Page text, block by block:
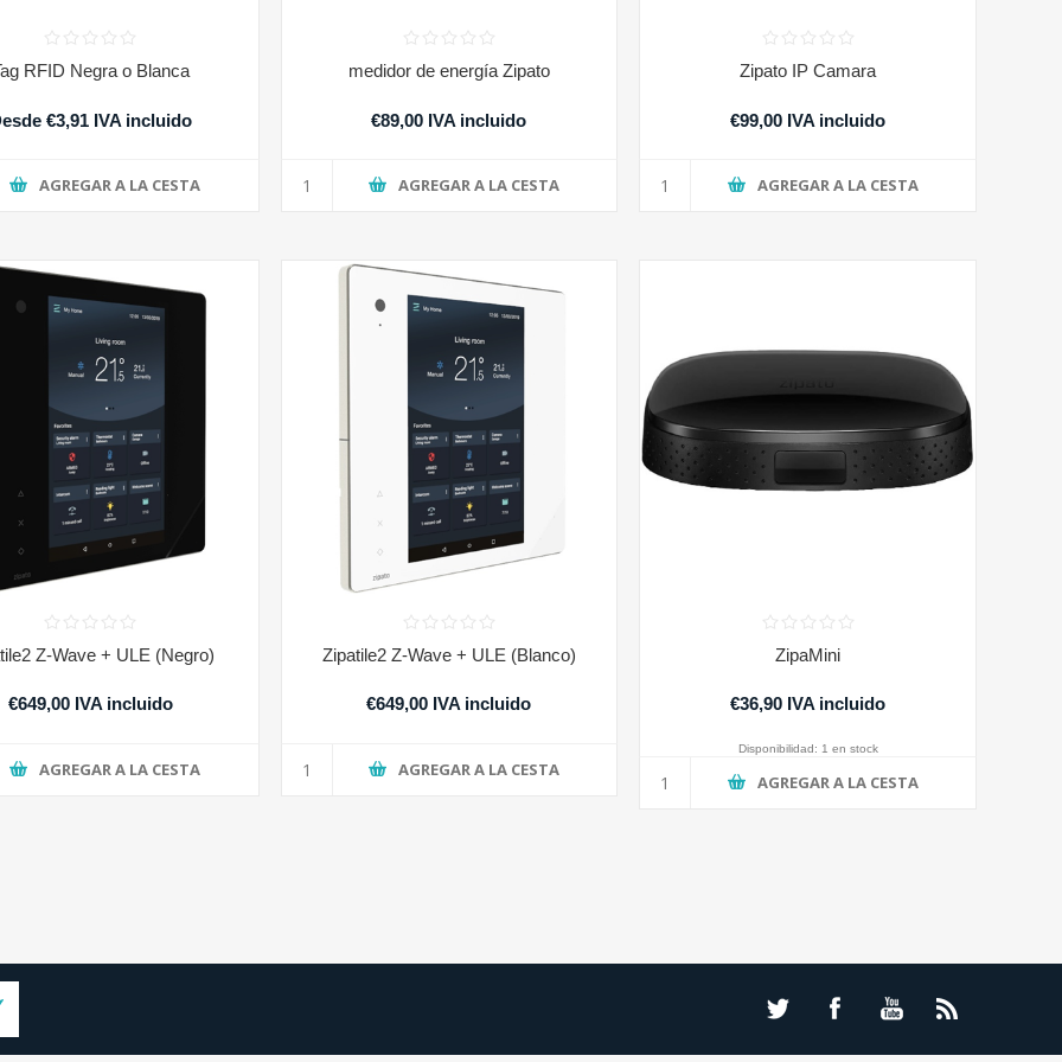
RFID Negra o Blanca
€3,91 IVA incluido
AGREGAR A LA CESTA
medidor de energía Zipato
€89,00 IVA incluido
AGREGAR A LA CESTA
Zipato IP Camara
€99,00 IVA incluido
AGREGAR A LA CESTA
Z-Wave + ULE (Negro)
€649,00 IVA incluido
AGREGAR A LA CESTA
Zipatile2 Z-Wave + ULE (Blanco)
€649,00 IVA incluido
AGREGAR A LA CESTA
ZipaMini
€36,90 IVA incluido
AGREGAR A LA CESTA
Disponibilidad: 1 en stock